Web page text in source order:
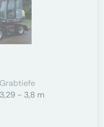
Grabtiefe
3,29 - 3,8 m